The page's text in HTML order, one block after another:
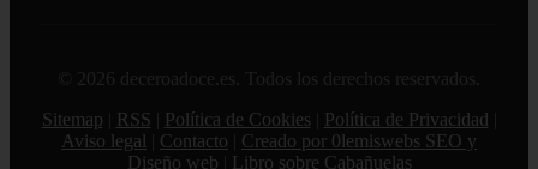
© 2026 deceroadoce.es. Todos los derechos reservados.
Sitemap
RSS Política de Cookies Política de Privacidad
Aviso legal
Contacto
Creado por 0lemiswebs SEO y
Diseño web
Libro sobre Cabañuelas